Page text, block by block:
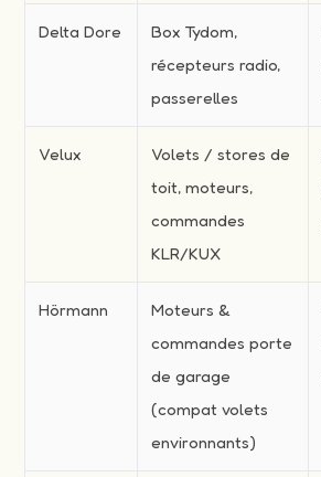
Delta Dore
Box Tydom,
récepteurs radio,
passerelles
Velux
Volets / stores de
toit, moteurs,
commandes
KLR/KUX
Hörmann
Moteurs &
commandes porte
de garage
(compat volets
environnants)